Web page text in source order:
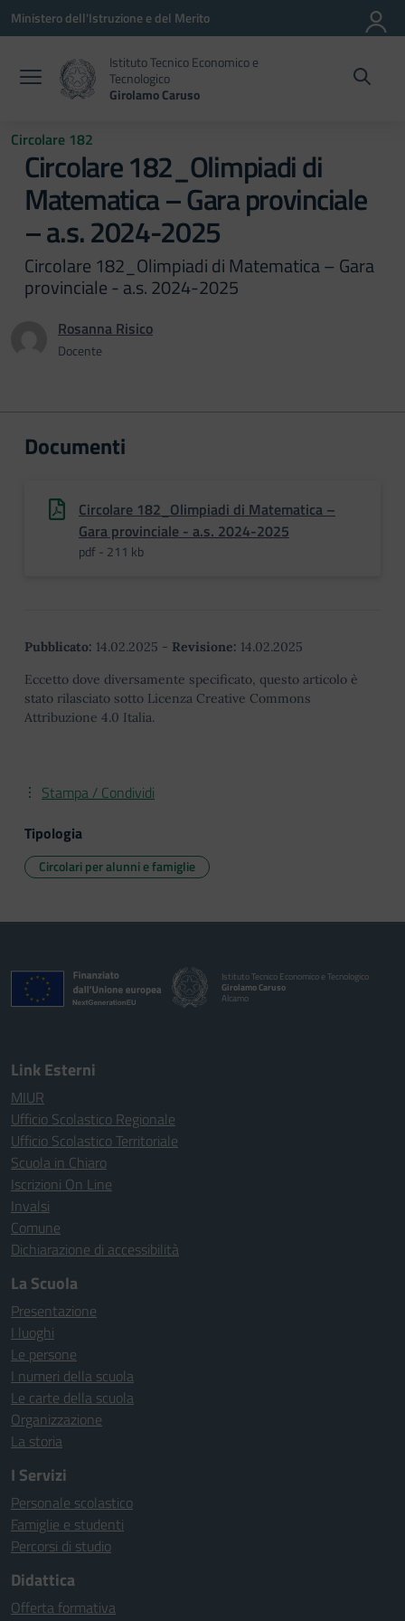
Vai ai contenuti
Vai al menu di navigazione
Vai al footer
Ministero dell'Istruzione e del Merito
Istituto Tecnico Economico e
Tecnologico
Girolamo Caruso
Circolare 182
Circolare 182_Olimpiadi di
Matematica – Gara provinciale
– a.s. 2024-2025
Circolare 182_Olimpiadi di Matematica – Gara
provinciale - a.s. 2024-2025
Rosanna Risico
Docente
Documenti
Circolare 182_Olimpiadi di Matematica –
Gara provinciale - a.s. 2024-2025
pdf - 211 kb
Pubblicato: 14.02.2025 - Revisione: 14.02.2025
Eccetto dove diversamente specificato, questo articolo è
stato rilasciato sotto Licenza Creative Commons
Attribuzione 4.0 Italia.
Stampa / Condividi
Tipologia
Circolari per alunni e famiglie
Istituto Tecnico Economico e Tecnologico
Girolamo Caruso
Alcamo
Link Esterni
MIUR
Ufficio Scolastico Regionale
Ufficio Scolastico Territoriale
Scuola in Chiaro
Iscrizioni On Line
Invalsi
Comune
Dichiarazione di accessibilità
La Scuola
Presentazione
I luoghi
Le persone
I numeri della scuola
Le carte della scuola
Organizzazione
La storia
I Servizi
Personale scolastico
Famiglie e studenti
Percorsi di studio
Didattica
Offerta formativa